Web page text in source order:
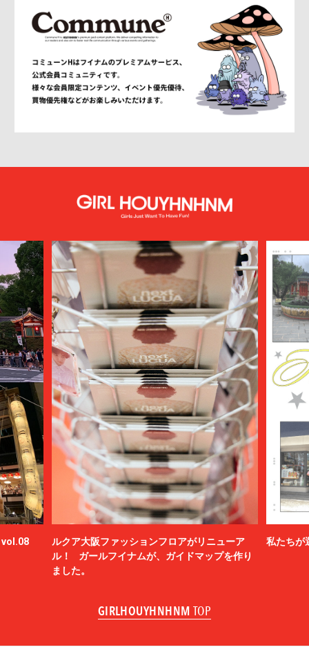
vol.08
ルクア大阪ファッションフロアがリニューア
ル！ ガールフイナムが、ガイドマップを作り
ました。
私たちが
GIRLHOUYHNHNM TOP